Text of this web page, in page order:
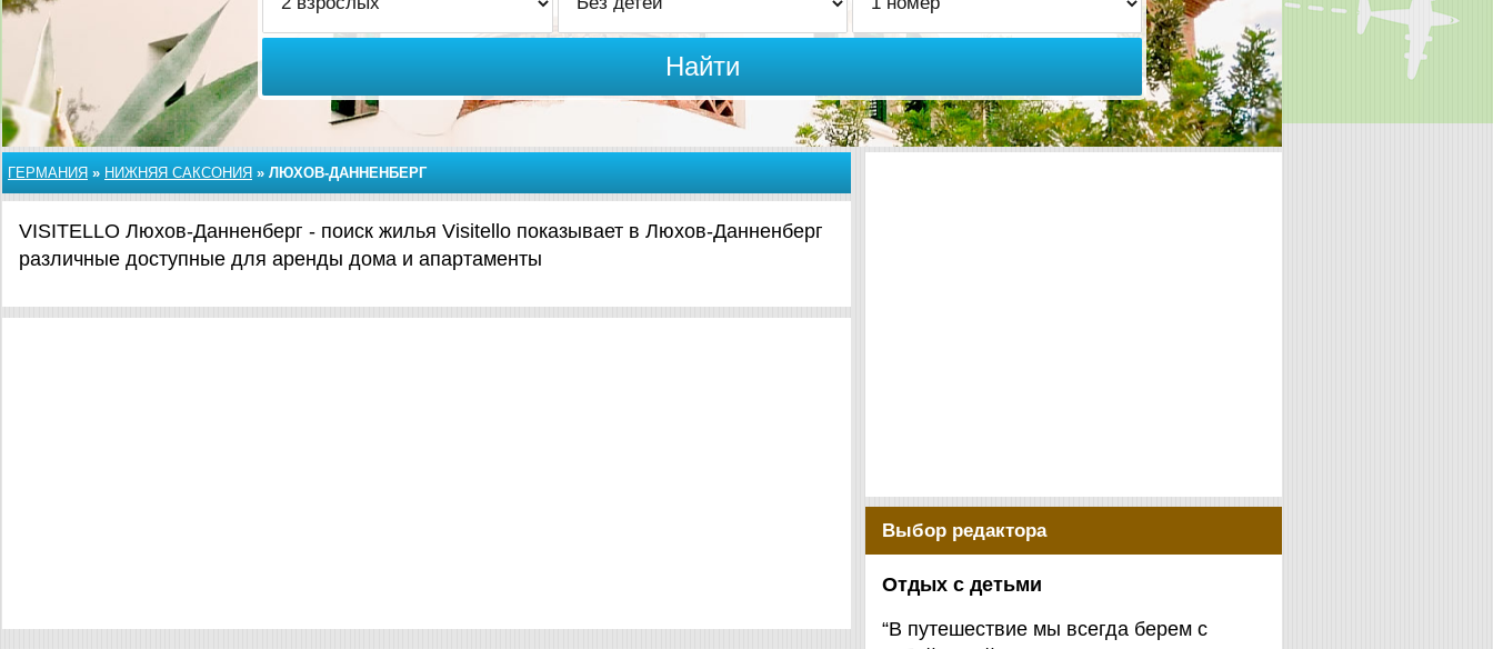
Найти
ГЕРМАНИЯ » НИЖНЯЯ САКСОНИЯ » ЛЮХОВ-ДАННЕНБЕРГ
VISITELLO Люхов-Данненберг - поиск жилья Visitello показывает в Люхов-Данненберг
различные доступные для аренды дома и апартаменты
Выбор редактора
Отдых с детьми
“В путешествие мы всегда берем с